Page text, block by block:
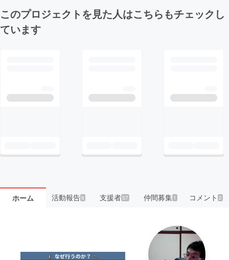
このプロジェクトを見た人はこちらもチェックし
ています
ホーム 活動報告6 支援者57 仲間募集 1 コメント 2